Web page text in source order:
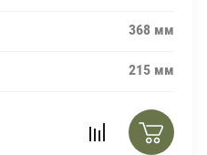
368 мм
215 мм